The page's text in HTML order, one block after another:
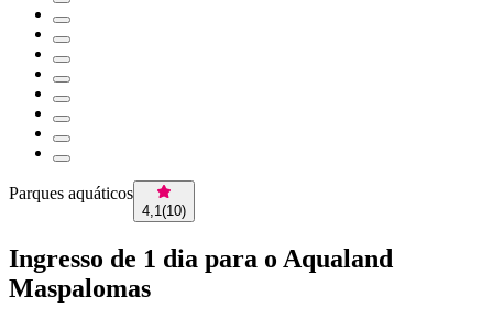
Parques aquáticos
4,1(10)
Ingresso de 1 dia para o Aqualand
Maspalomas